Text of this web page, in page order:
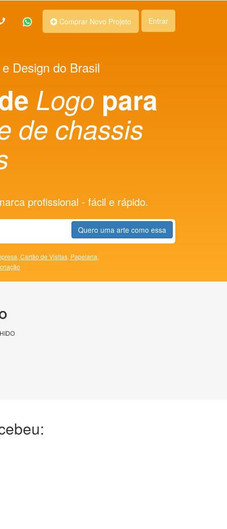
Comprar Novo Projeto Entrar
Design do Brasil
Logo para
de chassis
profissional - fácil e rápido.
Quero uma arte como essa
Cartão de Visitas, Papelaria,